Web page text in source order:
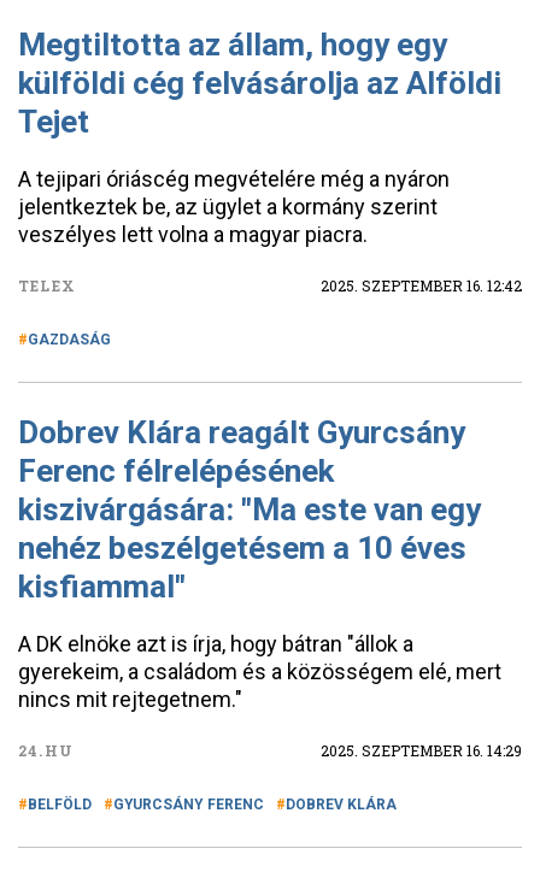
Megtiltotta az állam, hogy egy
külföldi cég felvásárolja az Alföldi
Tejet
A tejipari óriáscég megvételére még a nyáron
jelentkeztek be, az ügylet a kormány szerint
veszélyes lett volna a magyar piacra.
TELEX 2025. SZEPTEMBER 16. 12:42
GAZDASÁG
Dobrev Klára reagált Gyurcsány
Ferenc félrelépésének
kiszivárgására: "Ma este van egy
nehéz beszélgetésem a 10 éves
kisfiammal"
A DK elnöke azt is írja, hogy bátran "állok a
gyerekeim, a családom és a közösségem elé, mert
nincs mit rejtegetnem."
24.HU 2025. SZEPTEMBER 16. 14:29
BELFÖLD GYURCSÁNY FERENC DOBREV KLÁRA